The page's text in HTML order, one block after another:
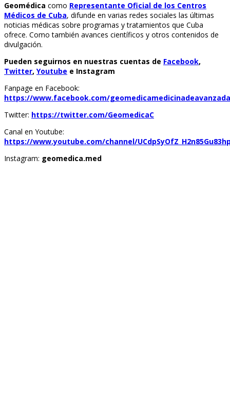
Geomédica como Representante Oficial de los Centros
Médicos de Cuba, difunde en varias redes sociales las últimas
noticias médicas sobre programas y tratamientos que Cuba
ofrece. Como también avances científicos y otros contenidos de
divulgación.
Pueden seguirnos en nuestras cuentas de Facebook,
Twitter, Youtube e Instagram
Fanpage en Facebook:
https://www.facebook.com/
Twitter: https://twitter.com/GeomedicaC
Canal en Youtube:
https://www.youtube.com/channel/
Instagram: geomedica.med